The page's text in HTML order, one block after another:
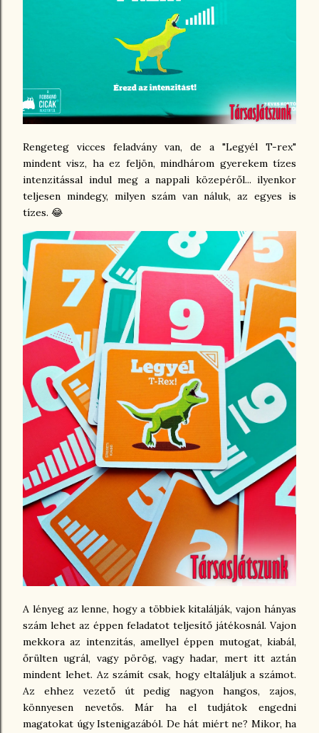
Rengeteg vicces feladvány van, de a "Legyél T-rex"
mindent visz, ha ez feljön, mindhárom gyerekem tízes
intenzitással indul meg a nappali közepéről... ilyenkor
teljesen mindegy, milyen szám van náluk, az egyes is
tízes. 😂
A lényeg az lenne, hogy a többiek kitalálják, vajon hányas
szám lehet az éppen feladatot teljesítő játékosnál. Vajon
mekkora az intenzitás, amellyel éppen mutogat, kiabál,
őrülten ugrál, vagy pörög, vagy hadar, mert itt aztán
mindent lehet. Az számít csak, hogy eltaláljuk a számot.
Az ehhez vezető út pedig nagyon hangos, zajos,
könnyesen nevetős. Már ha el tudjátok engedni
magatokat úgy Istenigazából. De hát miért ne? Mikor, ha